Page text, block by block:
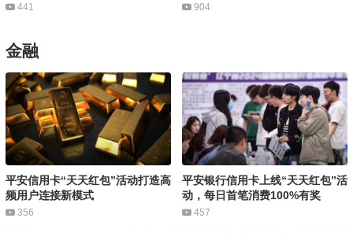
441 904
金融
平安信用卡“天天红包”活动打造高
频用户连接新模式
356
平安银行信用卡上线“天天红包”活
动，每日首笔消费100%有奖
457